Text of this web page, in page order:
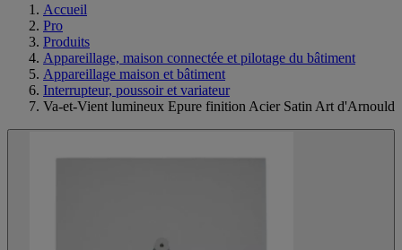
Accueil
Pro
Produits
Appareillage, maison connectée et pilotage du bâtiment
Appareillage maison et bâtiment
Interrupteur, poussoir et variateur
Va-et-Vient lumineux Epure finition Acier Satin Art d'Arnould